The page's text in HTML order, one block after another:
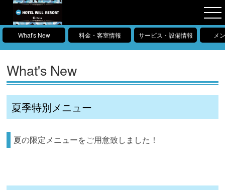
What's New 料金・客室情報 サービス・設備情報 メ
What's New
夏季特別メニュー
夏の限定メニューをご用意致しました！